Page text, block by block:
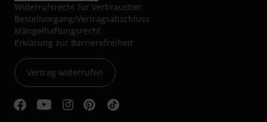
Widerrufsrecht für Verbraucher
Bestellvorgang/Vertragsabschluss
Mängelhaftungsrecht
Erklärung zur Barrierefreiheit
Vertrag widerrufen